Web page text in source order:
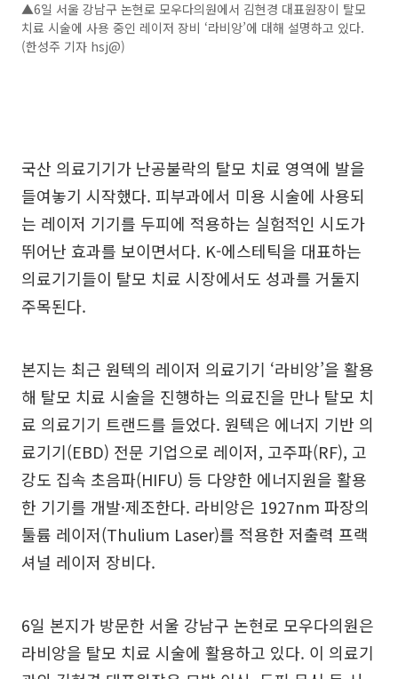
▲6일 서울 강남구 논현로 모우다의원에서 김현경 대표원장이 탈모
치료 시술에 사용 중인 레이저 장비 ‘라비앙’에 대해 설명하고 있다.
(한성주 기자 hsj@)
국산 의료기기가 난공불락의 탈모 치료 영역에 발을
들여놓기 시작했다. 피부과에서 미용 시술에 사용되
는 레이저 기기를 두피에 적용하는 실험적인 시도가
뛰어난 효과를 보이면서다. K-에스테틱을 대표하는
의료기기들이 탈모 치료 시장에서도 성과를 거둘지
주목된다.
본지는 최근 원텍의 레이저 의료기기 ‘라비앙’을 활용
해 탈모 치료 시술을 진행하는 의료진을 만나 탈모 치
료 의료기기 트랜드를 들었다. 원텍은 에너지 기반 의
료기기(EBD) 전문 기업으로 레이저, 고주파(RF), 고
강도 집속 초음파(HIFU) 등 다양한 에너지원을 활용
한 기기를 개발·제조한다. 라비앙은 1927nm 파장의
툴륨 레이저(Thulium Laser)를 적용한 저출력 프랙
셔널 레이저 장비다.
6일 본지가 방문한 서울 강남구 논현로 모우다의원은
라비앙을 탈모 치료 시술에 활용하고 있다. 이 의료기